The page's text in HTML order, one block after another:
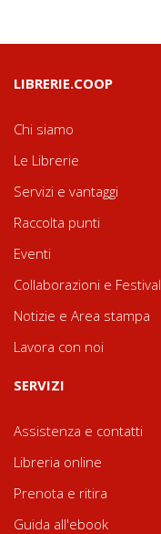
LIBRERIE.COOP
Chi siamo
Le Librerie
Servizi e vantaggi
Raccolta punti
Eventi
Collaborazioni e Festival
Notizie e Area stampa
Lavora con noi
SERVIZI
Assistenza e contatti
Libreria online
Prenota e ritira
Guida all'ebook